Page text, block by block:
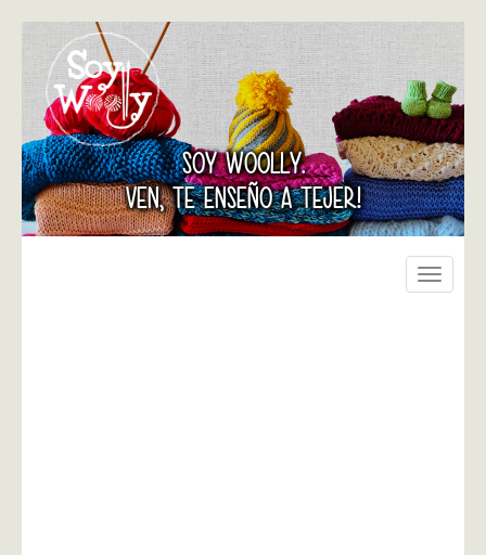
SOY WOOLLY.
VEN, TE ENSEÑO A TEJER!
Toggle